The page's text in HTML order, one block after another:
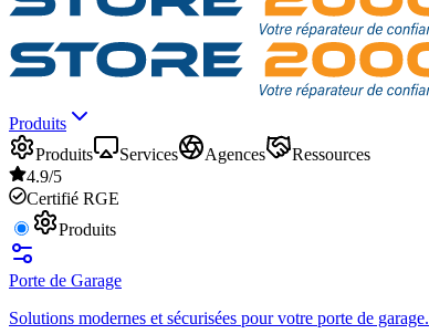
Produits
Produits
Services Agences
Ressources
4.9/5
Certifié RGE
Produits
Porte de Garage
Solutions modernes et sécurisées pour votre porte de garage.